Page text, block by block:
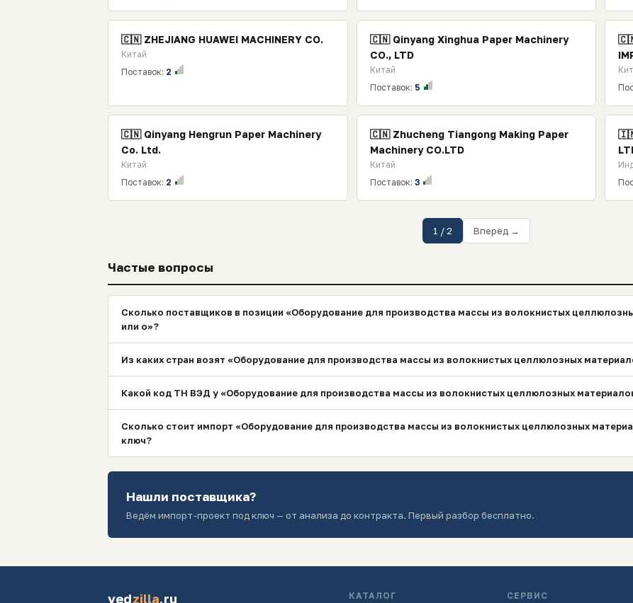
🇨🇳 ZHEJIANG HUAWEI MACHINERY CO.
Китай
Поставок: 2
🇨🇳 Qinyang Xinghua Paper Machinery
CO., LTD
Китай
Поставок: 5
🇨🇳
🇨🇳 Qinyang Hengrun Paper Machinery
Co. Ltd.
Китай
Поставок: 2
🇨🇳 Zhucheng Tiangong Making Paper
Machinery CO.LTD
Китай
Поставок: 3
🇮🇳
1 / 2 Вперёд →
Частые вопросы
Сколько поставщиков в позиции «Оборудование для производства массы из волокнистых
или о»?
Из каких стран возят «Оборудование для производства массы из волокнистых целлюлозных
Какой код ТН ВЭД у «Оборудование для производства массы из волокнистых целлюлозных
Сколько стоит импорт «Оборудование для производства массы из волокнистых целлюлозных
ключ?
Нашли поставщика?
Ведём импорт-проект под ключ — от анализа до контракта. Первый разбор бесплатно.
vedzilla.ru КАТАЛОГ СЕРВИС